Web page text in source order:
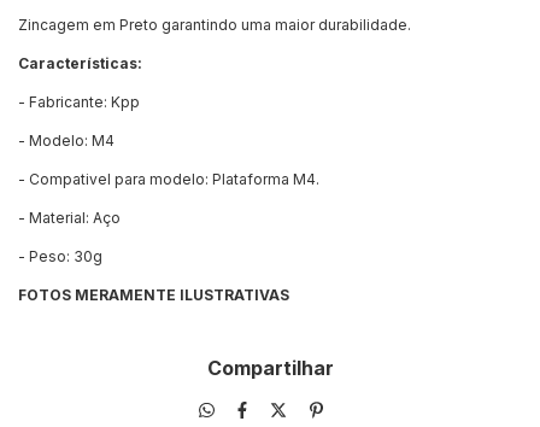
Zincagem em Preto garantindo uma maior durabilidade.
Características:
- Fabricante: Kpp
- Modelo: M4
- Compativel para modelo: Plataforma M4.
- Material: Aço
- Peso: 30g
FOTOS MERAMENTE ILUSTRATIVAS
Compartilhar